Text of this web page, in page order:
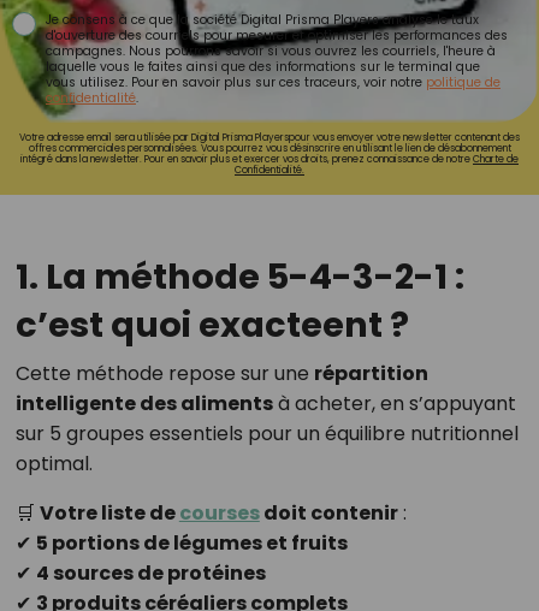
Je consens à ce que la société Digital Prisma Players analyse le taux
d'ouverture des courriels pour mesurer et optimiser les performances des
campagnes. Nous pourrons savoir si vous ouvrez les courriels, l'heure à
laquelle vous le faites ainsi que des informations sur le terminal que
vous utilisez. Pour en savoir plus sur ces traceurs, voir notre politique de
confidentialité.
Votre adresse email sera utilisée par Digital Prisma Playerspour vous envoyer votre newsletter contenant des
offres commerciales personnalisées. Vous pourrez vous désinscrire en utilisant le lien de désabonnement
intégré dans la newsletter. Pour en savoir plus et exercer vos droits, prenez connaissance de notreCharte de
Confidentialité.
1. La méthode 5-4-3-2-1 :
c’est quoi exacteent ?
Cette méthode repose sur une répartition
intelligente des alimentsà acheter, en s’appuyant
sur 5 groupes essentiels pour un équilibre nutritionnel
optimal.
🛒 Votre liste decoursesdoit contenir:
✔ 5 portions de légumes et fruits
✔ 4 sources de protéines
✔ 3 produits céréaliers complets